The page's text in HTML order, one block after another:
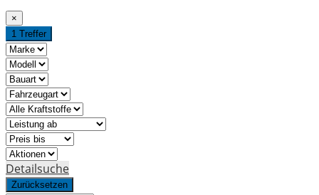
×
1 Treffer
Detailsuche
Zurücksetzen